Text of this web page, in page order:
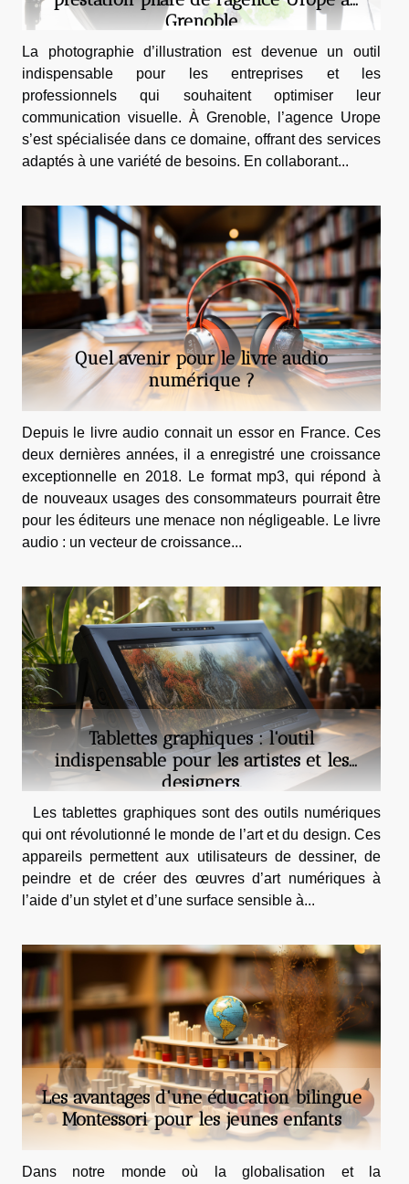
Grenoble
La photographie d’illustration est devenue un outil
indispensable pour les entreprises et les
professionnels qui souhaitent optimiser leur
communication visuelle. À Grenoble, l’agence Urope
s’est spécialisée dans ce domaine, offrant des services
adaptés à une variété de besoins. En collaborant...
Quel avenir pour le livre audio
numérique ?
Depuis le livre audio connait un essor en France. Ces
deux dernières années, il a enregistré une croissance
exceptionnelle en 2018. Le format mp3, qui répond à
de nouveaux usages des consommateurs pourrait être
pour les éditeurs une menace non négligeable. Le livre
audio : un vecteur de croissance...
Tablettes graphiques : l'outil
indispensable pour les artistes et les
designers.
Les tablettes graphiques sont des outils numériques
qui ont révolutionné le monde de l’art et du design. Ces
appareils permettent aux utilisateurs de dessiner, de
peindre et de créer des œuvres d’art numériques à
l’aide d’un stylet et d’une surface sensible à...
Les avantages d'une éducation bilingue
Montessori pour les jeunes enfants
Dans notre monde où la globalisation et la